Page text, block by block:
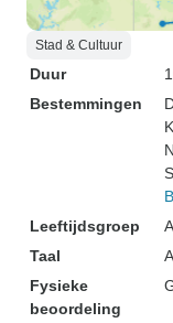
Stad & Cultuur
Duur
Bestemmingen
Leeftijdsgroep
Taal
Fysieke
beoordeling